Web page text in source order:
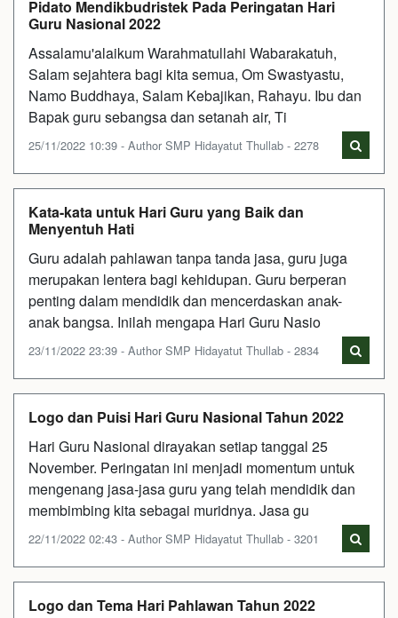
Pidato Mendikbudristek Pada Peringatan Hari
Guru Nasional 2022
Assalamu'alaikum Warahmatullahi Wabarakatuh,
Salam sejahtera bagi kita semua, Om Swastyastu,
Namo Buddhaya, Salam Kebajikan, Rahayu. Ibu dan
Bapak guru sebangsa dan setanah air, Ti
25/11/2022 10:39 - Author SMP Hidayatut Thullab - 2278
Kata-kata untuk Hari Guru yang Baik dan
Menyentuh Hati
Guru adalah pahlawan tanpa tanda jasa, guru juga
merupakan lentera bagi kehidupan. Guru berperan
penting dalam mendidik dan mencerdaskan anak-
anak bangsa. Inilah mengapa Hari Guru Nasio
23/11/2022 23:39 - Author SMP Hidayatut Thullab - 2834
Logo dan Puisi Hari Guru Nasional Tahun 2022
Hari Guru Nasional dirayakan setiap tanggal 25
November. Peringatan ini menjadi momentum untuk
mengenang jasa-jasa guru yang telah mendidik dan
membimbing kita sebagai muridnya. Jasa gu
22/11/2022 02:43 - Author SMP Hidayatut Thullab - 3201
Logo dan Tema Hari Pahlawan Tahun 2022